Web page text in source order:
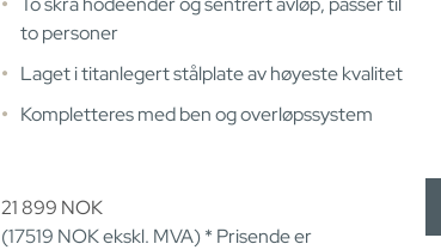
to personer
Laget i titanlegert stålplate av høyeste kvalitet
Kompletteres med ben og overløpssystem
21 899 NOK
(17519 NOKekskl. MVA) * Prisende er